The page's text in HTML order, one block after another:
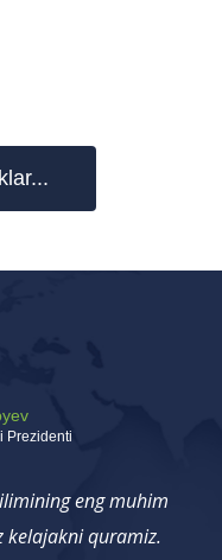
Prezidenti
eng muhim
kelajakni quramiz.